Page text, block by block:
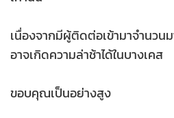
เนื่องจากมีผู้ติดต่อเข้ามาจำนวน
อาจเกิดความล่าช้าได้ในบางเคส
ขอบคุณเป็นอย่างสูง